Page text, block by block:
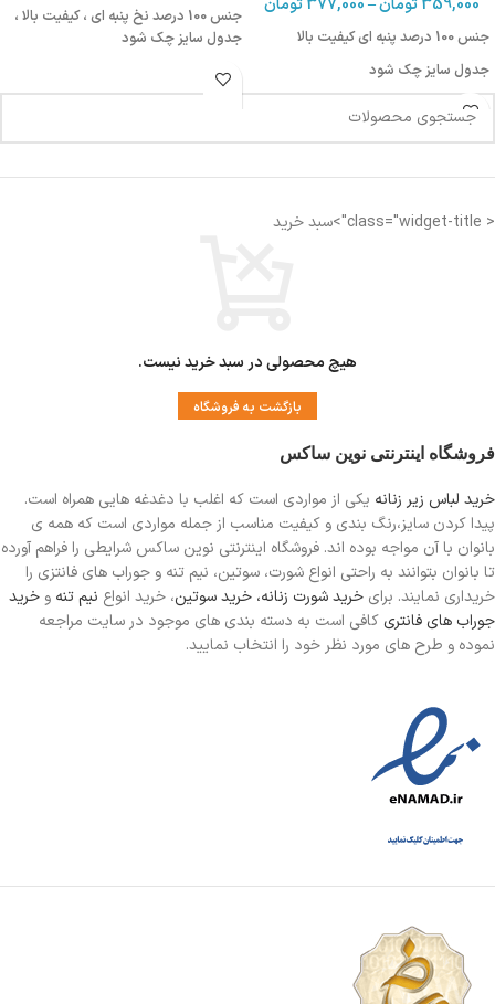
جنس 100 درصد پنبه ای کیفیت بالا
جدول سایز چک شود
جنس 100 درصد نخ پنبه ای ، کیفیت بالا ،
جدول سایز چک شود
< class="widget-title">سبد خرید
هیچ محصولی در سبد خرید نیست.
بازگشت به فروشگاه
فروشگاه اینترنتی نوین ساکس
خرید لباس زیر زنانه یکی از مواردی است که اغلب با دغدغه هایی همراه است.
پیدا کردن سایز،رنگ بندی و کیفیت مناسب از جمله مواردی است که همه ی
بانوان با آن مواجه بوده اند. فروشگاه اینترنتی نوین ساکس شرایطی را فراهم آورده
تا بانوان بتوانند به راحتی انواع شورت، سوتین، نیم تنه و جوراب های فانتزی را
خریداری نمایند. برای خرید شورت زنانه، خرید سوتین، خرید انواع نیم تنه و خرید
جوراب های فانتری کافی است به دسته بندی های موجود در سایت مراجعه
نموده و طرح های مورد نظر خود را انتخاب نمایید.